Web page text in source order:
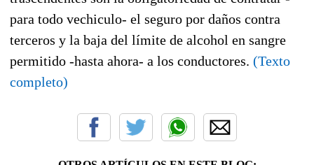
para todo vechiculo- el seguro por daños contra
terceros y la baja del límite de alcohol en sangre
permitido -hasta ahora- a los conductores. (Texto
completo)